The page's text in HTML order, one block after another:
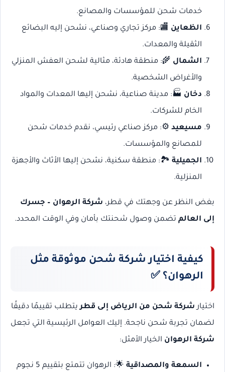
خدمات شحن للمؤسسات والمصانع.
الظعاين 🏬: مركز تجاري وصناعي، نشحن إليه البضائع
الثقيلة والمعدات.
الشمال 🌾: منطقة هادئة، مثالية لشحن العفش المنزلي
والأغراض الشخصية.
دخان 🏭: مدينة صناعية، نشحن إليها المعدات والمواد
الخام للشركات.
مسيعيد⚙️: مركز صناعي رئيسي، نقدم خدمات شحن
للمصانع والمؤسسات.
الجميلية🏞️: منطقة سكنية، نشحن إليها الأثاث والأجهزة
المنزلية.
بغض النظر عن وجهتك في قطر، شركة الرهوان – جسرك
إلى العالم تضمن وصول شحنتك بأمان وفي الوقت المحدد.
كيفية اختيار شركة شحن موثوقة مثل
الرهوان؟ ✅
اختيار شركة شحن من الرياض إلى قطريتطلب تقييمًا دقيقًا
لضمان تجربة شحن ناجحة. إليك العوامل الرئيسية التي تجعل
شركة الرهوان الخيار الأمثل:
السمعة والمصداقية
🌟: الرهوان تتمتع بتقييم 5 نجوم